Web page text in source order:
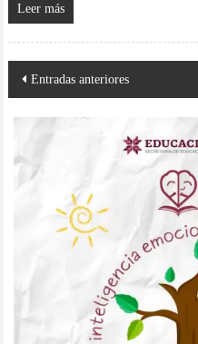
Leer más
Navegación
de
entradas
Entradas anteriores